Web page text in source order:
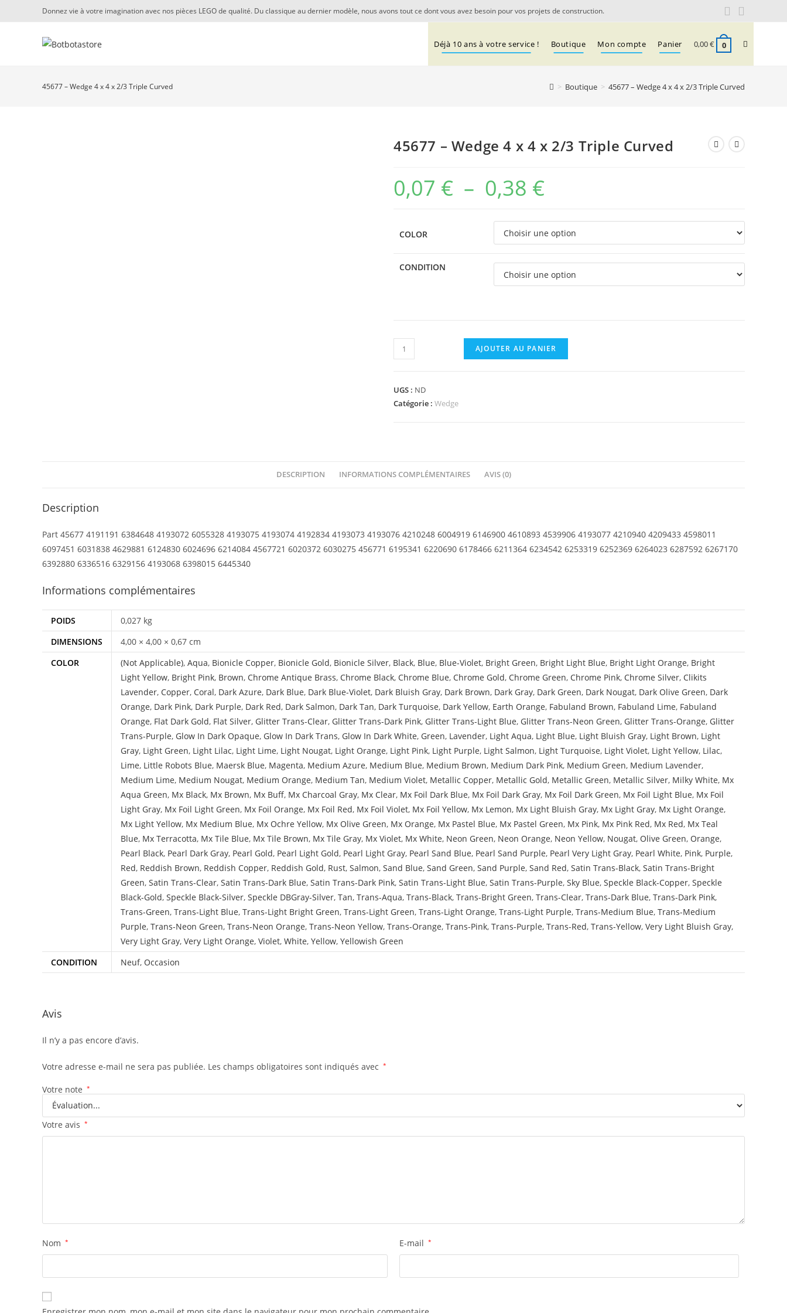
Donnez vie à votre imagination avec nos pièces LEGO de qualité. Du classique au dernier modèle, nous avons tout ce dont vous avez besoin pour vos projets de construction.
Déjà 10 ans à votre service ! Boutique Mon compte Panier 0,00€ 0 Toggle
website
45677 – Wedge 4 x 4 x 2/3 Triple Curved > Boutique > 45677 – Wedge 4 x 4 x 2/3 Triple Curved
45677 – Wedge 4 x 4 x 2/3 Triple Curved
0,07 € – 0,38 €
prix :
0,07 €
0,38 €
COLOR
CONDITION
quantité
de
-
Wedge
2/3
AJOUTER AU PANIER
UGS : ND
Catégorie : Wedge
DESCRIPTION INFORMATIONS COMPLÉMENTAIRES AVIS (0)
Description
Part 45677 4191191 6384648 4193072 6055328 4193075 4193074 4192834 4193073 4193076 4210248 6004919 6146900 4610893 4539906 4193077 4210940 4209433 4598011
6097451 6031838 4629881 6124830 6024696 6214084 4567721 6020372 6030275 456771 6195341 6220690 6178466 6211364 6234542 6253319 6252369 6264023 6287592 6267170
6392880 6336516 6329156 4193068 6398015 6445340
Informations complémentaires
POIDS
0,027 kg
DIMENSIONS
4,00 × 4,00 × 0,67 cm
COLOR
(Not Applicable), Aqua, Bionicle Copper, Bionicle Gold, Bionicle Silver, Black, Blue, Blue-Violet, Bright Green, Bright Light Blue, Bright Light Orange, Bright
Light Yellow, Bright Pink, Brown, Chrome Antique Brass, Chrome Black, Chrome Blue, Chrome Gold, Chrome Green, Chrome Pink, Chrome Silver, Clikits
Lavender, Copper, Coral, Dark Azure, Dark Blue, Dark Blue-Violet, Dark Bluish Gray, Dark Brown, Dark Gray, Dark Green, Dark Nougat, Dark Olive Green, Dark
Orange, Dark Pink, Dark Purple, Dark Red, Dark Salmon, Dark Tan, Dark Turquoise, Dark Yellow, Earth Orange, Fabuland Brown, Fabuland Lime, Fabuland
Orange, Flat Dark Gold, Flat Silver, Glitter Trans-Clear, Glitter Trans-Dark Pink, Glitter Trans-Light Blue, Glitter Trans-Neon Green, Glitter Trans-Orange, Glitter
Trans-Purple, Glow In Dark Opaque, Glow In Dark Trans, Glow In Dark White, Green, Lavender, Light Aqua, Light Blue, Light Bluish Gray, Light Brown, Light
Gray, Light Green, Light Lilac, Light Lime, Light Nougat, Light Orange, Light Pink, Light Purple, Light Salmon, Light Turquoise, Light Violet, Light Yellow, Lilac,
Lime, Little Robots Blue, Maersk Blue, Magenta, Medium Azure, Medium Blue, Medium Brown, Medium Dark Pink, Medium Green, Medium Lavender,
Medium Lime, Medium Nougat, Medium Orange, Medium Tan, Medium Violet, Metallic Copper, Metallic Gold, Metallic Green, Metallic Silver, Milky White, Mx
Aqua Green, Mx Black, Mx Brown, Mx Buff, Mx Charcoal Gray, Mx Clear, Mx Foil Dark Blue, Mx Foil Dark Gray, Mx Foil Dark Green, Mx Foil Light Blue, Mx Foil
Light Gray, Mx Foil Light Green, Mx Foil Orange, Mx Foil Red, Mx Foil Violet, Mx Foil Yellow, Mx Lemon, Mx Light Bluish Gray, Mx Light Gray, Mx Light Orange,
Mx Light Yellow, Mx Medium Blue, Mx Ochre Yellow, Mx Olive Green, Mx Orange, Mx Pastel Blue, Mx Pastel Green, Mx Pink, Mx Pink Red, Mx Red, Mx Teal
Blue, Mx Terracotta, Mx Tile Blue, Mx Tile Brown, Mx Tile Gray, Mx Violet, Mx White, Neon Green, Neon Orange, Neon Yellow, Nougat, Olive Green, Orange,
Pearl Black, Pearl Dark Gray, Pearl Gold, Pearl Light Gold, Pearl Light Gray, Pearl Sand Blue, Pearl Sand Purple, Pearl Very Light Gray, Pearl White, Pink, Purple,
Red, Reddish Brown, Reddish Copper, Reddish Gold, Rust, Salmon, Sand Blue, Sand Green, Sand Purple, Sand Red, Satin Trans-Black, Satin Trans-Bright
Green, Satin Trans-Clear, Satin Trans-Dark Blue, Satin Trans-Dark Pink, Satin Trans-Light Blue, Satin Trans-Purple, Sky Blue, Speckle Black-Copper, Speckle
Black-Gold, Speckle Black-Silver, Speckle DBGray-Silver, Tan, Trans-Aqua, Trans-Black, Trans-Bright Green, Trans-Clear, Trans-Dark Blue, Trans-Dark Pink,
Trans-Green, Trans-Light Blue, Trans-Light Bright Green, Trans-Light Green, Trans-Light Orange, Trans-Light Purple, Trans-Medium Blue, Trans-Medium
Purple, Trans-Neon Green, Trans-Neon Orange, Trans-Neon Yellow, Trans-Orange, Trans-Pink, Trans-Purple, Trans-Red, Trans-Yellow, Very Light Bluish Gray,
Very Light Gray, Very Light Orange, Violet, White, Yellow, Yellowish Green
CONDITION
Neuf, Occasion
Avis
Il n’y a pas encore d’avis.
Votre adresse e-mail ne sera pas publiée. Les champs obligatoires sont indiqués avec *
Votre note *
Votre avis *
Nom * E-mail *